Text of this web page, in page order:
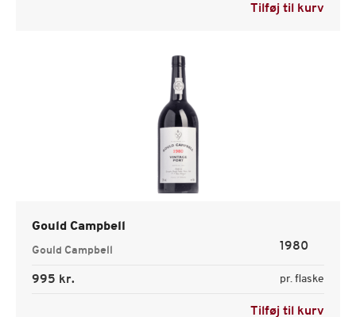
Tilføj til kurv
Gould Campbell
Gould Campbell 1980
995 kr. pr. flaske
Tilføj til kurv